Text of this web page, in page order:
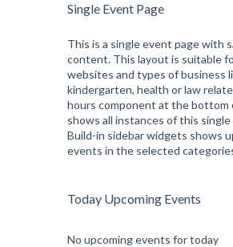
Single Event Page
This is a single event page with
content. This layout is suitable
websites and types of business
kindergarten, health or law
hours component at the bottom
shows all instances of this
Build-in sidebar widgets shows
events in the selected
Today Upcoming Events
No upcoming events for today